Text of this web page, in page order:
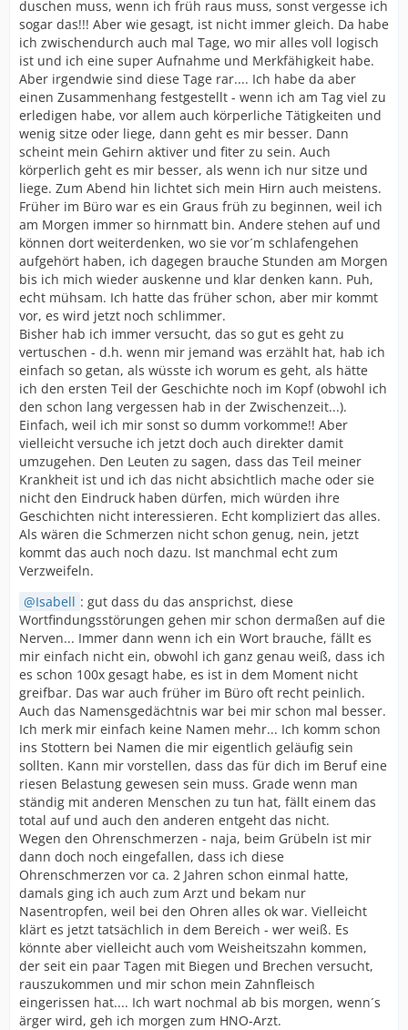
duschen muss, wenn ich früh raus muss, sonst vergesse ich
sogar das!!! Aber wie gesagt, ist nicht immer gleich. Da habe
ich zwischendurch auch mal Tage, wo mir alles voll logisch
ist und ich eine super Aufnahme und Merkfähigkeit habe.
Aber irgendwie sind diese Tage rar.... Ich habe da aber
einen Zusammenhang festgestellt - wenn ich am Tag viel zu
erledigen habe, vor allem auch körperliche Tätigkeiten und
wenig sitze oder liege, dann geht es mir besser. Dann
scheint mein Gehirn aktiver und fiter zu sein. Auch
körperlich geht es mir besser, als wenn ich nur sitze und
liege. Zum Abend hin lichtet sich mein Hirn auch meistens.
Früher im Büro war es ein Graus früh zu beginnen, weil ich
am Morgen immer so hirnmatt bin. Andere stehen auf und
können dort weiterdenken, wo sie vor´m schlafengehen
aufgehört haben, ich dagegen brauche Stunden am Morgen
bis ich mich wieder auskenne und klar denken kann. Puh,
echt mühsam. Ich hatte das früher schon, aber mir kommt
vor, es wird jetzt noch schlimmer.
Bisher hab ich immer versucht, das so gut es geht zu
vertuschen - d.h. wenn mir jemand was erzählt hat, hab ich
einfach so getan, als wüsste ich worum es geht, als hätte
ich den ersten Teil der Geschichte noch im Kopf (obwohl ich
den schon lang vergessen hab in der Zwischenzeit...).
Einfach, weil ich mir sonst so dumm vorkomme!! Aber
vielleicht versuche ich jetzt doch auch direkter damit
umzugehen. Den Leuten zu sagen, dass das Teil meiner
Krankheit ist und ich das nicht absichtlich mache oder sie
nicht den Eindruck haben dürfen, mich würden ihre
Geschichten nicht interessieren. Echt kompliziert das alles.
Als wären die Schmerzen nicht schon genug, nein, jetzt
kommt das auch noch dazu. Ist manchmal echt zum
Verzweifeln.
Isabell : gut dass du das ansprichst, diese
Wortfindungsstörungen gehen mir schon dermaßen auf die
Nerven... Immer dann wenn ich ein Wort brauche, fällt es
mir einfach nicht ein, obwohl ich ganz genau weiß, dass ich
es schon 100x gesagt habe, es ist in dem Moment nicht
greifbar. Das war auch früher im Büro oft recht peinlich.
Auch das Namensgedächtnis war bei mir schon mal besser.
Ich merk mir einfach keine Namen mehr... Ich komm schon
ins Stottern bei Namen die mir eigentlich geläufig sein
sollten. Kann mir vorstellen, dass das für dich im Beruf eine
riesen Belastung gewesen sein muss. Grade wenn man
ständig mit anderen Menschen zu tun hat, fällt einem das
total auf und auch den anderen entgeht das nicht.
Wegen den Ohrenschmerzen - naja, beim Grübeln ist mir
dann doch noch eingefallen, dass ich diese
Ohrenschmerzen vor ca. 2 Jahren schon einmal hatte,
damals ging ich auch zum Arzt und bekam nur
Nasentropfen, weil bei den Ohren alles ok war. Vielleicht
klärt es jetzt tatsächlich in dem Bereich - wer weiß. Es
könnte aber vielleicht auch vom Weisheitszahn kommen,
der seit ein paar Tagen mit Biegen und Brechen versucht,
rauszukommen und mir schon mein Zahnfleisch
eingerissen hat.... Ich wart nochmal ab bis morgen, wenn´s
ärger wird, geh ich morgen zum HNO-Arzt.